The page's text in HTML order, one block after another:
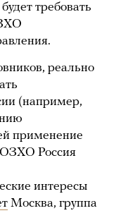
требовать
реально
(например,
применение
Россия
интересы
Москва, группа